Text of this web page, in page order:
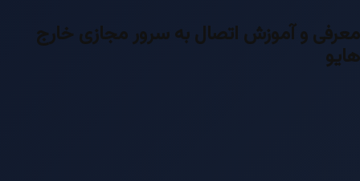
معرفی و آموزش اتصال به سرور مجازی خارج
هایو